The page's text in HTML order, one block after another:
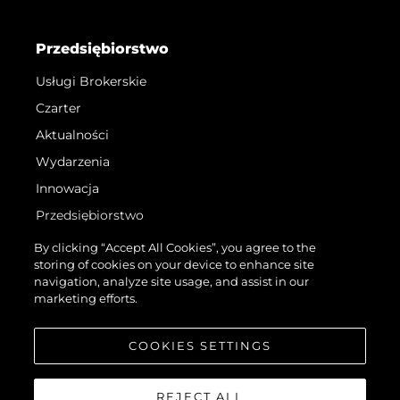
Przedsiębiorstwo
Usługi Brokerskie
Czarter
Aktualności
Wydarzenia
Innowacja
Przedsiębiorstwo
Zespół
Styl Życia
Tradycja
By clicking “Accept All Cookies”, you agree to the
storing of cookies on your device to enhance site
navigation, analyze site usage, and assist in our
marketing efforts.
COOKIES SETTINGS
REJECT ALL